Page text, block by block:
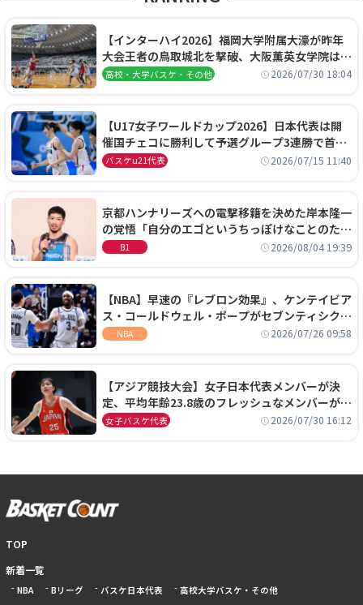
【インターハイ2026】福岡大学附属大濠が昨年
大会王者の鳥取城北を撃破、大阪薫英女学院は岐
阜女子に完勝、大会3日目試合結果
高校・大学バスケ・その他 2026/07/30 18:04
【U17女子ワールドカップ2026】日本代表は開
催国チェコに勝利して予選グループ3連勝で首位
通過！準々決勝の相手はエジプトに決定
バスケu21代表 2026/07/15 11:40
京都ハンナリーズへの電撃移籍を決めた岸本隆一
の覚悟「自分のエゴというちっぽけなことのため
に、京都に来たわけではない」
B1 2026/08/04 19:39
【NBA】早速の『レブロン効果』、ケンテイビア
ス・コールドウェル・ポープがセブンティシクサ
ーズに1年契約で加入
NBA 2026/07/26 09:58
【アジア競技大会】女子日本代表メンバーが決
定、平均年齢23.8歳のフレッシュなメンバーが日
本開催の大舞台で頂点を狙う
女子バスケ代表 2026/07/30 16:12
TOP
新着一覧
NBA Bリーグ バスケ日本代表 高校大学バスケ・その他